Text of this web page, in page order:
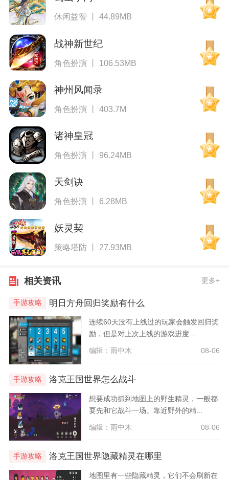
休闲益智 丨 44.89MB
战神新世纪
角色扮演 丨 106.53MB
神州风闻录
角色扮演 丨 403.7M
诸神皇冠
角色扮演 丨 96.24MB
天剑诀
角色扮演 丨 6.28MB
妖灵契
策略塔防 丨 27.93MB
相关资讯 更多+
手游攻略 明日方舟回归奖励有什么
连续60天没有上线过的玩家会触发回归奖
励，但是对上次上线的游戏进度...
编辑：雨中木 08-06
手游攻略 洛克王国世界怎么战斗
想要成功抓到地图上的野生精灵，一般都
要先和它战斗一场。靠近野外的精...
编辑：雨中木 08-06
手游攻略 洛克王国世界隐藏精灵在哪里
地图里有一些隐藏精灵，它们不会刷新在